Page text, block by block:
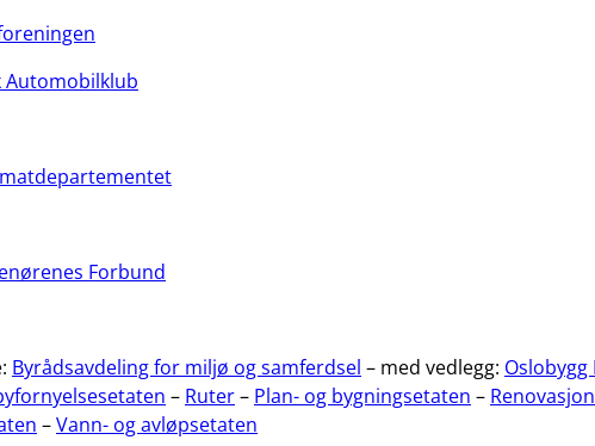
Automobilklub
Forbund
Byrådsavdeling for miljø og samferdsel – med vedlegg: Oslobygg
– Ruter– Plan- og bygningsetaten –
–Vann- og avløpsetaten